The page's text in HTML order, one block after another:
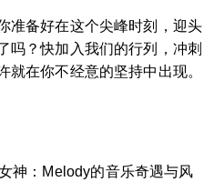
准备好在这个尖峰时刻，迎头
吗？快加入我们的行列，冲刺
就在你不经意的坚持中出现。
神：Melody的音乐奇遇与风